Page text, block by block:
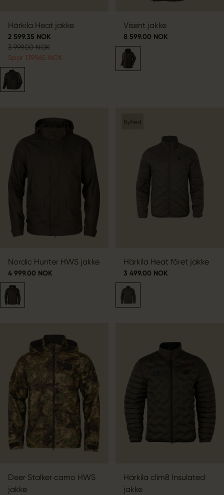
Härkila Heat jakke
2 599.35 NOK
3 999.00 NOK
Spar 1399.65 NOK
Visent jakke
8 599.00 NOK
Nordic Hunter HWS jakke
4 999.00 NOK
Nyhed
Härkila Heat fôret jakke
3 499.00 NOK
Deer Stalker camo HWS
jakke
Härkila clim8 Insulated
jakke